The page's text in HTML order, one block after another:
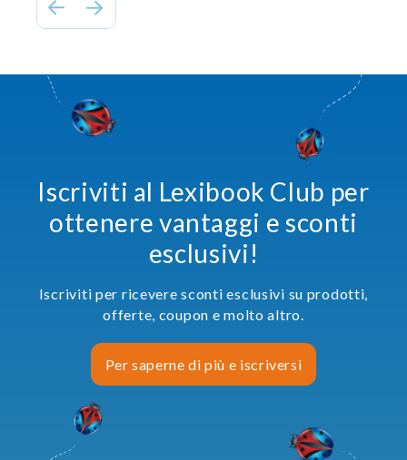
Iscriviti al Lexibook Club per
ottenere vantaggi e sconti
esclusivi!
Iscriviti per ricevere sconti esclusivi su prodotti,
offerte, coupon e molto altro.
Per saperne di più e iscriversi